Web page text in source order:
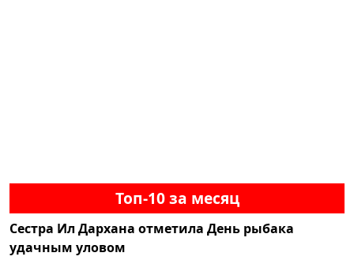
Топ-10 за месяц
Сестра Ил Дархана отметила День рыбака
удачным уловом